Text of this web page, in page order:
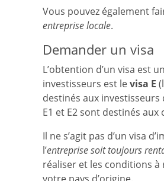
Vous pouvez également
entreprise locale.
Demander un visa
L’obtention d’un visa est
investisseurs est levisa E
destinés aux
E1 et E2 sont destinés
Il ne s’agit pas d’un visa
l’entreprise soit toujours
réaliser et les conditions